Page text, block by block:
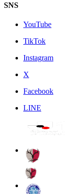
SNS
YouTube
TikTok
Instagram
X
Facebook
LINE